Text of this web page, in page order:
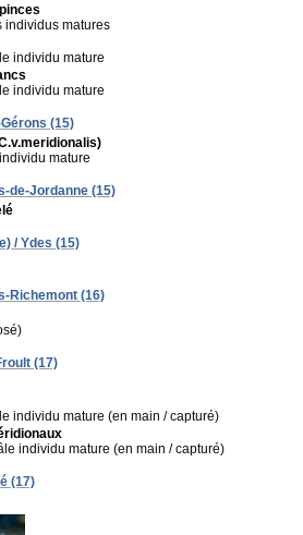
individus matures
individu mature
individu mature
(15)
mature
de-Jordanne (15)
/ Ydes (15)
Richemont (16)
(17)
individu mature (en main / capturé)
individu mature (en main / capturé)
(17)